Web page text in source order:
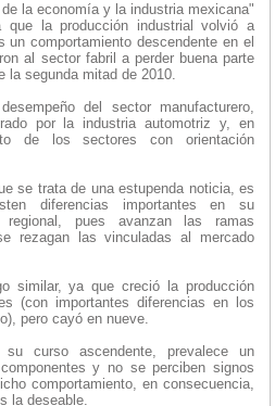
la economía y la industria mexicana"
que la producción industrial volvió a
un comportamiento descendente en el
al sector fabril a perder buena parte
la segunda mitad de 2010.
del sector manufacturero,
por la industria automotriz y, en
de los sectores con orientación
se trata de una estupenda noticia, es
diferencias importantes en su
regional, pues avanzan las ramas
rezagan las vinculadas al mercado
similar, ya que creció la producción
(con importantes diferencias en los
pero cayó en nueve.
curso ascendente, prevalece un
y no se perciben signos
comportamiento, en consecuencia,
la deseable.